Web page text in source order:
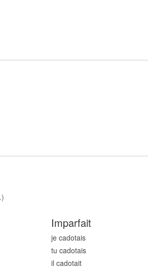
Imparfait
je cadotais
tu cadotais
il cadotait